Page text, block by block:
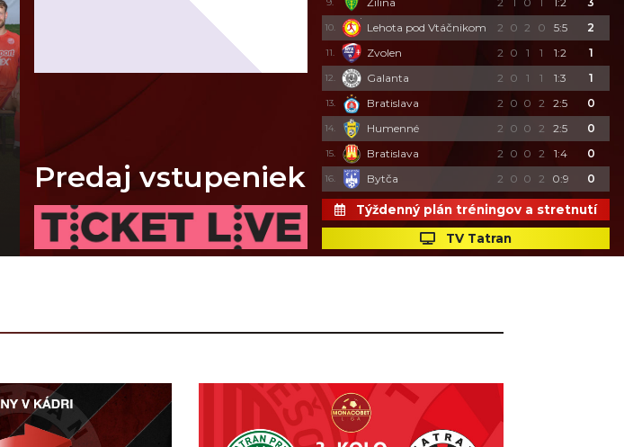
Predaj vstupeniek
10. Lehota pod Vtáčnikom 2 0 2 0 5:5 2
11. Zvolen 2 0 1 1 1:2 1
12. Galanta 2 0 1 1 1:3 1
13. Bratislava 2 0 0 2 2:5 0
14. Humenné 2 0 0 2 2:5 0
15. Bratislava 2 0 0 2 1:4 0
16. Bytča 2 0 0 2 0:9 0
Týždenný plán tréningov a stretnutí
TV Tatran